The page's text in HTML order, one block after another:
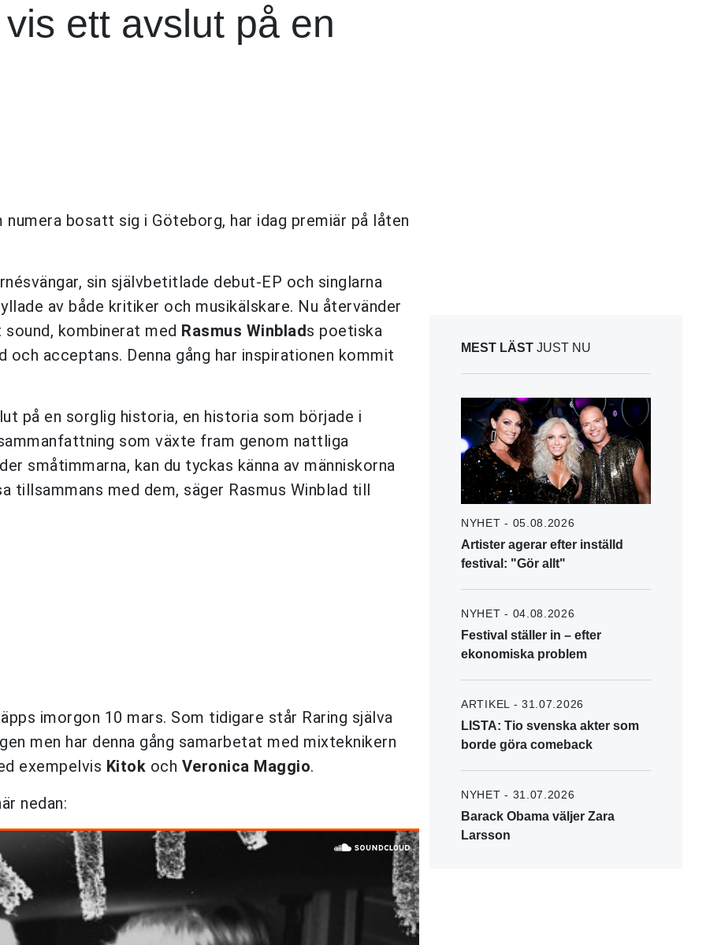
ett avslut på en
bosatt sig i Göteborg, har idag premiär på låten
sin självbetitlade debut-EP och singlarna
av både kritiker och musikälskare. Nu återvänder
kombinerat med Rasmus Winblads poetiska
acceptans. Denna gång har inspirationen kommit
på en sorglig historia, en historia som började i
som växte fram genom nattliga
småtimmarna, kan du tyckas känna av människorna
tillsammans med dem, säger Rasmus Winblad till
imorgon 10 mars. Som tidigare står Raring själva
men har denna gång samarbetat med mixteknikern
exempelvis Kitok och Veronica Maggio.
nedan:
MEST LÄST JUST NU
NYHET - 05.08.2026
Artister agerar efter inställd
festival: "Gör allt"
NYHET - 04.08.2026
Festival ställer in – efter
ekonomiska problem
ARTIKEL - 31.07.2026
LISTA: Tio svenska akter som
borde göra comeback
NYHET - 31.07.2026
Barack Obama väljer Zara
Larsson